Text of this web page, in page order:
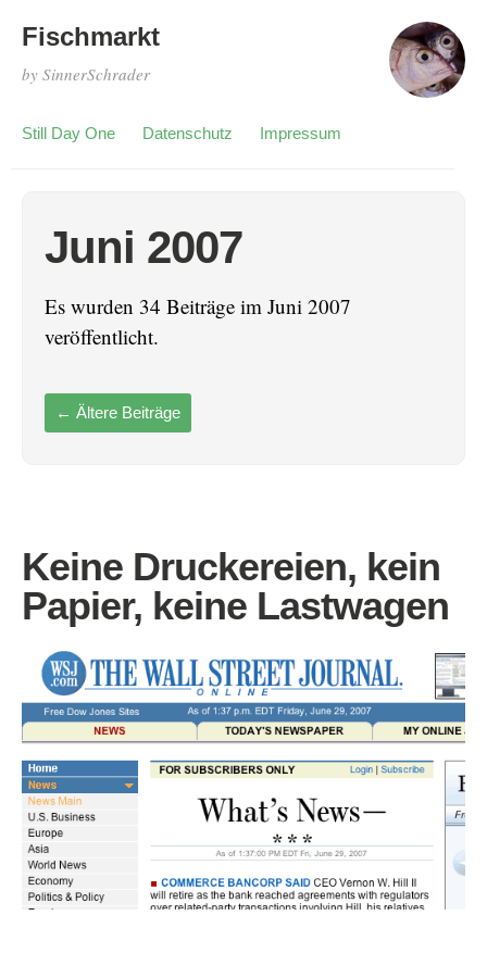
Fischmarkt
by SinnerSchrader
Still Day One Datenschutz Impressum
Juni 2007
Es wurden 34 Beiträge im Juni 2007
veröffentlicht.
← Ältere Beiträge
Keine Druckereien, kein
Papier, keine Lastwagen